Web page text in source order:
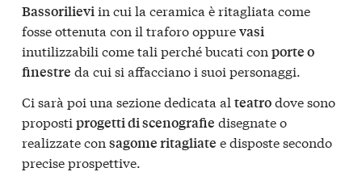
Bassorilieviin cui la ceramica è ritagliata come
fosse ottenuta con il traforo oppurevasi
inutilizzabili come tali perché bucati con porte o
finestre da cui si affacciano i suoi personaggi.
Ci sarà poi una sezione dedicata al teatrodove sono
proposti progetti di scenografie disegnate o
realizzate con sagome ritagliate e disposte secondo
precise prospettive.